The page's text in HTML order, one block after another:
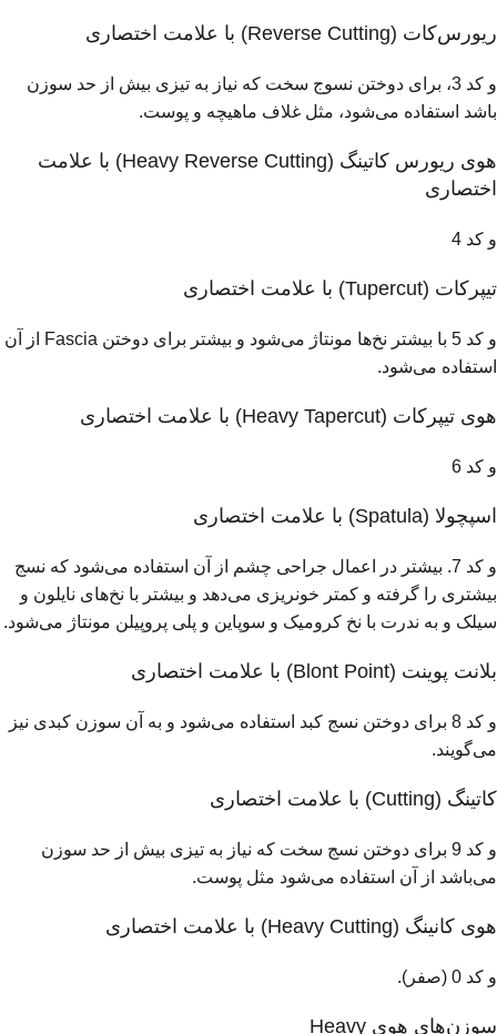
ریورس‌کات (Reverse Cutting) با علامت اختصاری
و کد 3، برای دوختن نسوج سخت که نیاز به تیزی بیش از حد سوزن
باشد استفاده می‌شود، مثل غلاف ماهيچه و پوست.
هوی ریورس کاتینگ (Heavy Reverse Cutting) با علامت
اختصاری
و کد 4
تیپرکات (Tupercut) با علامت اختصاری
و کد 5 با بیشتر نخ‌ها مونتاژ می‌شود و بیشتر برای دوختن Fascia از آن
استفاده می‌شود.
هوی تیپرکات (Heavy Tapercut) با علامت اختصاری
و کد 6
اسپچولا (Spatula) با علامت اختصاری
و کد 7. بیشتر در اعمال جراحی چشم از آن استفاده می‌شود که نسج
بیشتری را گرفته و کمتر خونریزی می‌دهد و بیشتر با نخ‌های نایلون و
سیلک و به ندرت با نخ کرومیک و سوپاین و پلی پروپیلن مونتاژ می‌شود.
بلانت پوينت (Blont Point) با علامت اختصاری
و کد 8 برای دوختن نسج کبد استفاده می‌شود و به آن سوزن کبدی نیز
می‌گویند.
کاتینگ (Cutting) با علامت اختصاری
و کد 9 برای دوختن نسج سخت که نیاز به تیزی بیش از حد سوزن
می‌باشد از آن استفاده می‌شود مثل پوست.
هوی کانینگ (Heavy Cutting) با علامت اختصاری
و کد 0 (صفر).
سوزن‌های هوی Heavy